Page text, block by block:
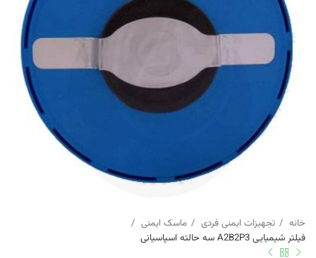
خانه تجهیزات ایمنی فردی
ماسک ایمنی
فیلتر شیمیایی A2B2P3 سه حالته اسپاسیانی